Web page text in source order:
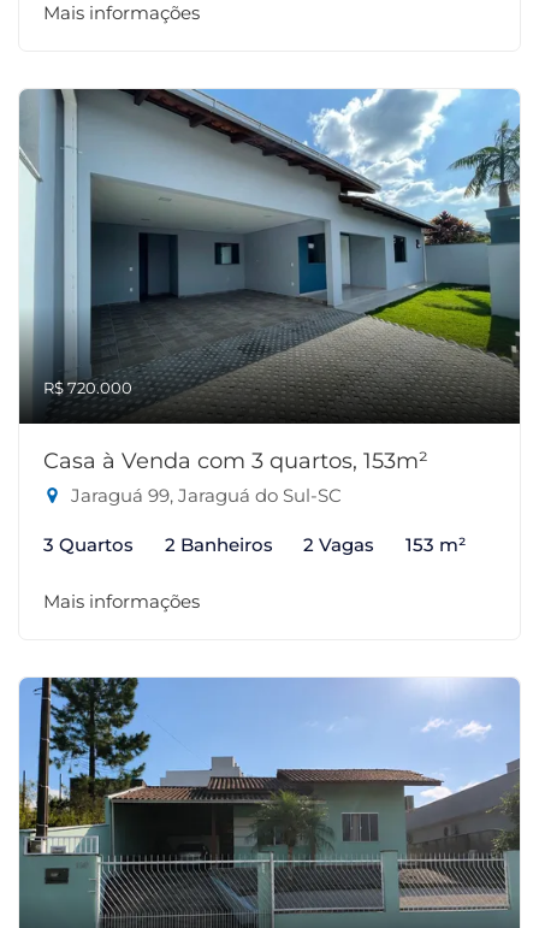
Mais informações
R$ 720.000
Casa à Venda com 3 quartos, 153m²
Jaraguá 99, Jaraguá do Sul-SC
3 Quartos 2 Banheiros 2 Vagas 153 m²
Mais informações